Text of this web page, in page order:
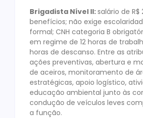
Brigadista Nível II:salário de R$
benefícios; não exige
formal; CNH categoria B
em regime de 12 horas de
horas de descanso. Entre as
ações preventivas, abertura e
de aceiros, monitoramento de
estratégicas, apoio logístico,
educação ambiental junto às
condução de veículos leves
a função.